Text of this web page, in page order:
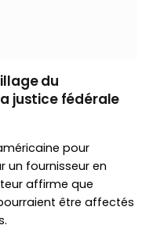
du
justice fédérale
pour
un fournisseur en
affirme que
être affectés